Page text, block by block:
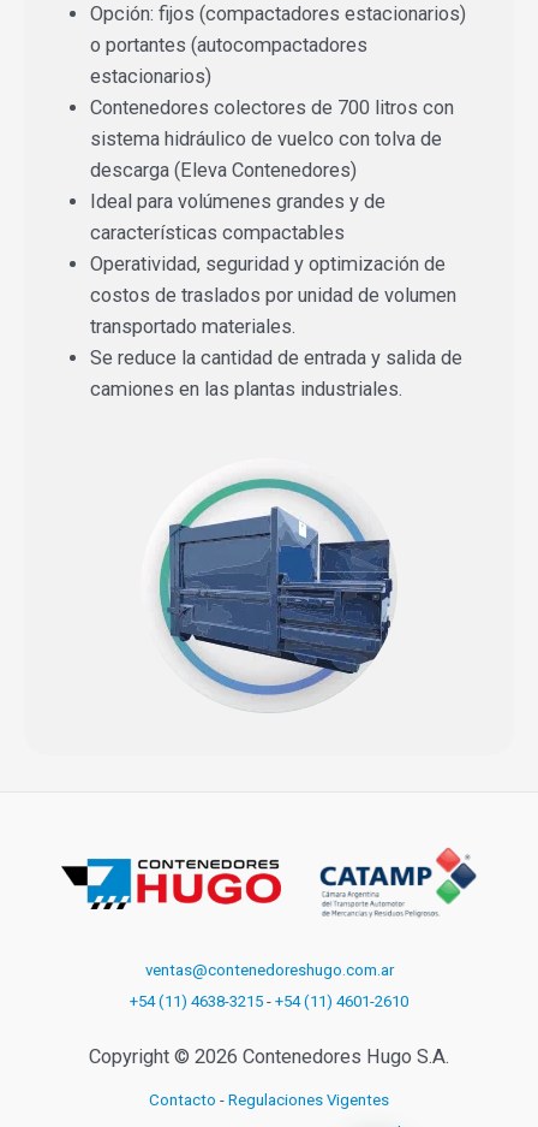
Opción: fijos (compactadores estacionarios)
o portantes (autocompactadores
estacionarios)
Contenedores colectores de 700 litros con
sistema hidráulico de vuelco con tolva de
descarga (Eleva Contenedores)
Ideal para volúmenes grandes y de
características compactables
Operatividad, seguridad y optimización de
costos de traslados por unidad de volumen
transportado materiales.
Se reduce la cantidad de entrada y salida de
camiones en las plantas industriales.
ventas@contenedoreshugo.com.ar
+54 (11) 4638-3215 - +54 (11) 4601-2610
Copyright © 2026 Contenedores Hugo S.A.
Contacto - Regulaciones Vigentes